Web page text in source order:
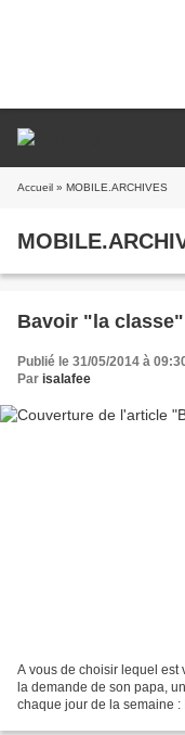
Accueil » MOBILE.ARCHIVES
Bavoir "la
Publié le 31/05/2014 à
Par isalafee
A vous de choisir lequel est
la demande de son papa,
chaque jour de la semaine